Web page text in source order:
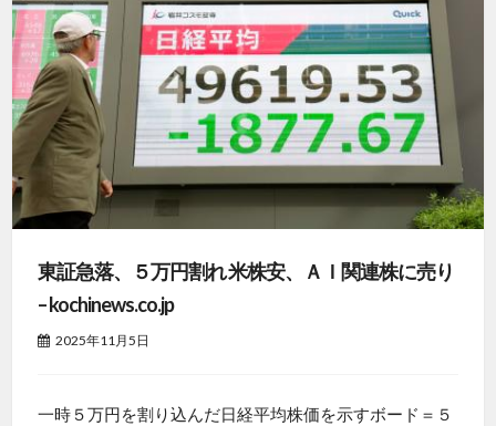
東証急落、５万円割れ 米株安、ＡＩ関連株に売り
– kochinews.co.jp
2025年11月5日
一時５万円を割り込んだ日経平均株価を示すボード＝５